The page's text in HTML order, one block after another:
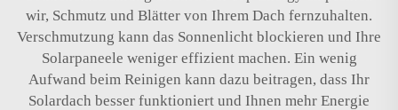
wir, Schmutz und Blätter von Ihrem Dach fernzuhalten.
Verschmutzung kann das Sonnenlicht blockieren und Ihre
Solarpaneele weniger effizient machen. Ein wenig
Aufwand beim Reinigen kann dazu beitragen, dass Ihr
Solardach besser funktioniert und Ihnen mehr Energie